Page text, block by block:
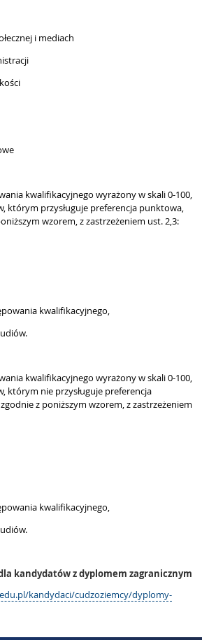
i mediach
kwalifikacyjnego wyrażony w skali 0-100,
którym przysługuje preferencja punktowa,
wzorem, z zastrzeżeniem ust. 2,3:
kwalifikacyjnego,
kwalifikacyjnego wyrażony w skali 0-100,
którym nie przysługuje preferencja
z poniższym wzorem, z zastrzeżeniem
kwalifikacyjnego,
kandydatów z dyplomem zagranicznym
kandydaci/cudzoziemcy/dyplomy-